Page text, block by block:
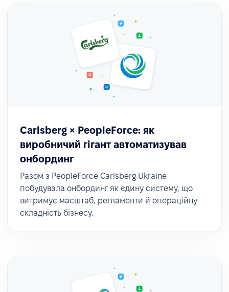
Carlsberg × PeopleForce: як
виробничий гігант автоматизував
онбординг
Разом з PeopleForce Carlsberg Ukraine
побудувала онбординг як єдину систему, що
витримує масштаб, регламенти й операційну
складність бізнесу.